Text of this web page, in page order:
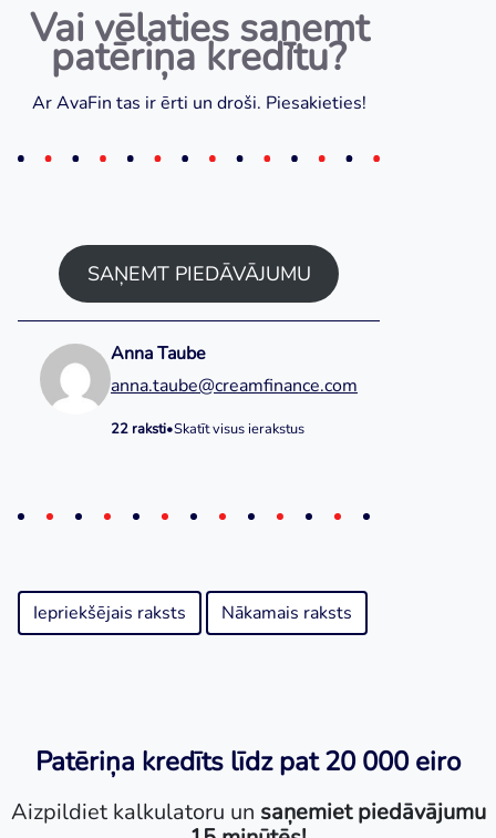
Vai vēlaties saņemt
patēriņa kredītu?
Ar AvaFin tas ir ērti un droši. Piesakieties!
SAŅEMT PIEDĀVĀJUMU
Anna Taube
anna.taube@creamfinance.com
22 raksti•Skatīt visus ierakstus
Iepriekšējais raksts Nākamais raksts
Patēriņa kredīts līdz pat 20 000 eiro
Aizpildiet kalkulatoru un saņemiet piedāvājumu